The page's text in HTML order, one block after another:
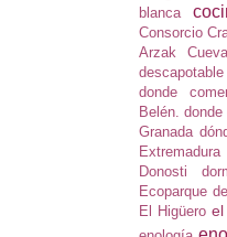
blanca
Consorcio
Arzak
descapotable
donde
Belén.
Granada
Extremadura
Donosti
Ecoparque
El Higüero el